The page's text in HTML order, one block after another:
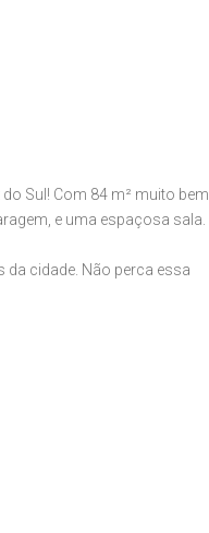
Sul! Com 84 m² muito bem
e uma espaçosa sala.
cidade. Não perca essa